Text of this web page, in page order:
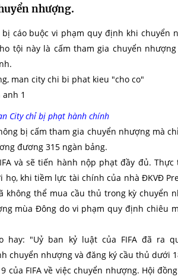
nhượng.
cáo buộc vi phạm quy định khi chuyển
tội này là cấm tham gia chuyển
City chỉ bị phạt hành chính
bị cấm tham gia chuyển nhượng mà
đương 315 ngàn bảng.
và sẽ tiến hành nộp phạt đầy đủ.
khi tiềm lực tài chính của nhà ĐKVĐ
không thể mua cầu thủ trong kỳ chuyển
mùa Đông do vi phạm quy định chiêu
hay: "Uỷ ban kỷ luật của FIFA đã ra
chuyển nhượng và đăng ký cầu thủ dưới
của FIFA về việc chuyển nhượng. Hội